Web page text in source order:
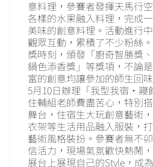
意料理，參賽者發揮天馬行
各樣的水果融入料理，完成
美味的創意料理。活動進行
觀眾互動，累積了不少粉絲
獎時刻，頒發「廚奇智勝獎
鍋色添香獎」等獎項，不論
富的創意均讓參加的師生回
5月10日辦理「我型我宿‧寢
住輔組老師費盡苦心，特別
舞台，住宿生大玩創意藝術
衣架等生活用品融入服裝，
藝術風格裝扮。參賽者無不
信活力，現場氣氛歡快熱鬧
展台上展現自己的Style，成